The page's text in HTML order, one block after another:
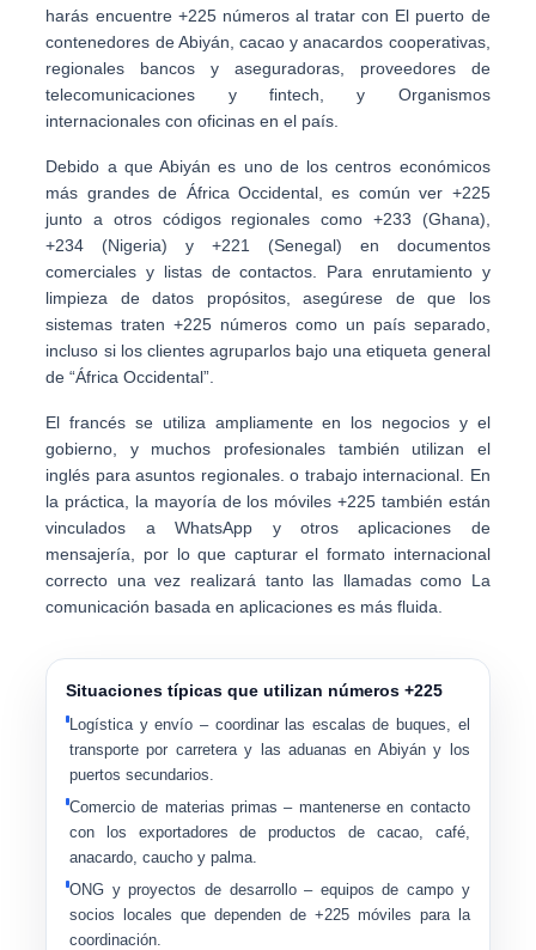
harás encuentre +225 números al tratar con El puerto de
contenedores de Abiyán , cacao y anacardos cooperativas,
regionales bancos y aseguradoras, proveedores de
telecomunicaciones y fintech, y Organismos
internacionales con oficinas en el país.
Debido a que Abiyán es uno de los centros económicos
más grandes de África Occidental, es común ver +225
junto a otros códigos regionales como +233 (Ghana)
+234 (Nigeria) y+221 (Senegal) en documentos
comerciales y listas de contactos. Para enrutamiento y
limpieza de datos propósitos, asegúrese de que los
sistemas traten+225 números como un país separado,
incluso si los clientes agruparlos bajo una etiqueta general
de “África Occidental”.
El francés se utiliza ampliamente en los negocios y el
gobierno, y muchos profesionales también utilizan el
inglés para asuntos regionales. o trabajo internacional. En
la práctica, la mayoría de los móviles +225 también están
vinculados aWhatsApp y otros aplicaciones de
mensajería , por lo que capturar el formato internacional
correcto una vez realizará tanto las llamadas como La
comunicación basada en aplicaciones es más fluida.
Situaciones típicas que utilizan números +225
Logística y envío – coordinar las escalas de buques, el
transporte por carretera y las aduanas en Abiyán y los
puertos secundarios.
Comercio de materias primas – mantenerse en contacto
con los exportadores de productos de cacao, café,
anacardo, caucho y palma.
ONG y proyectos de desarrollo– equipos de campo y
socios locales que dependen de +225 móviles para la
coordinación.